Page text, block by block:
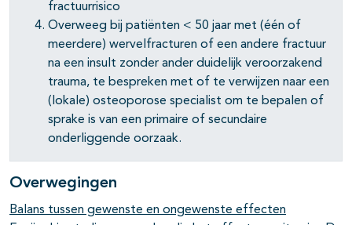
fractuurrisico
Overweeg bij patiënten < 50 jaar met (één of
meerdere) wervelfracturen of een andere fractuur
na een insult zonder ander duidelijk veroorzakend
trauma, te bespreken met of te verwijzen naar een
(lokale) osteoporose specialist om te bepalen of
sprake is van een primaire of secundaire
onderliggende oorzaak.
Overwegingen
Balans tussen gewenste en ongewenste effecten